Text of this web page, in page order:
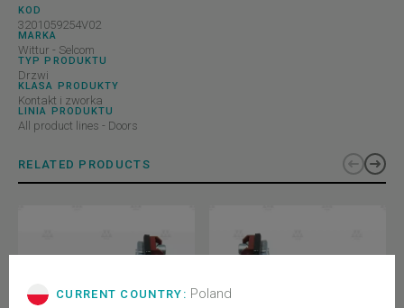
KOD
3201059254V02
MARKA
Wittur - Selcom
TYP PRODUKTU
Drzwi
KLASA PRODUKTY
Kontakt i zworka
LINIA PRODUKTU
All product lines - Doors
RELATED PRODUCTS
CURRENT COUNTRY: Poland